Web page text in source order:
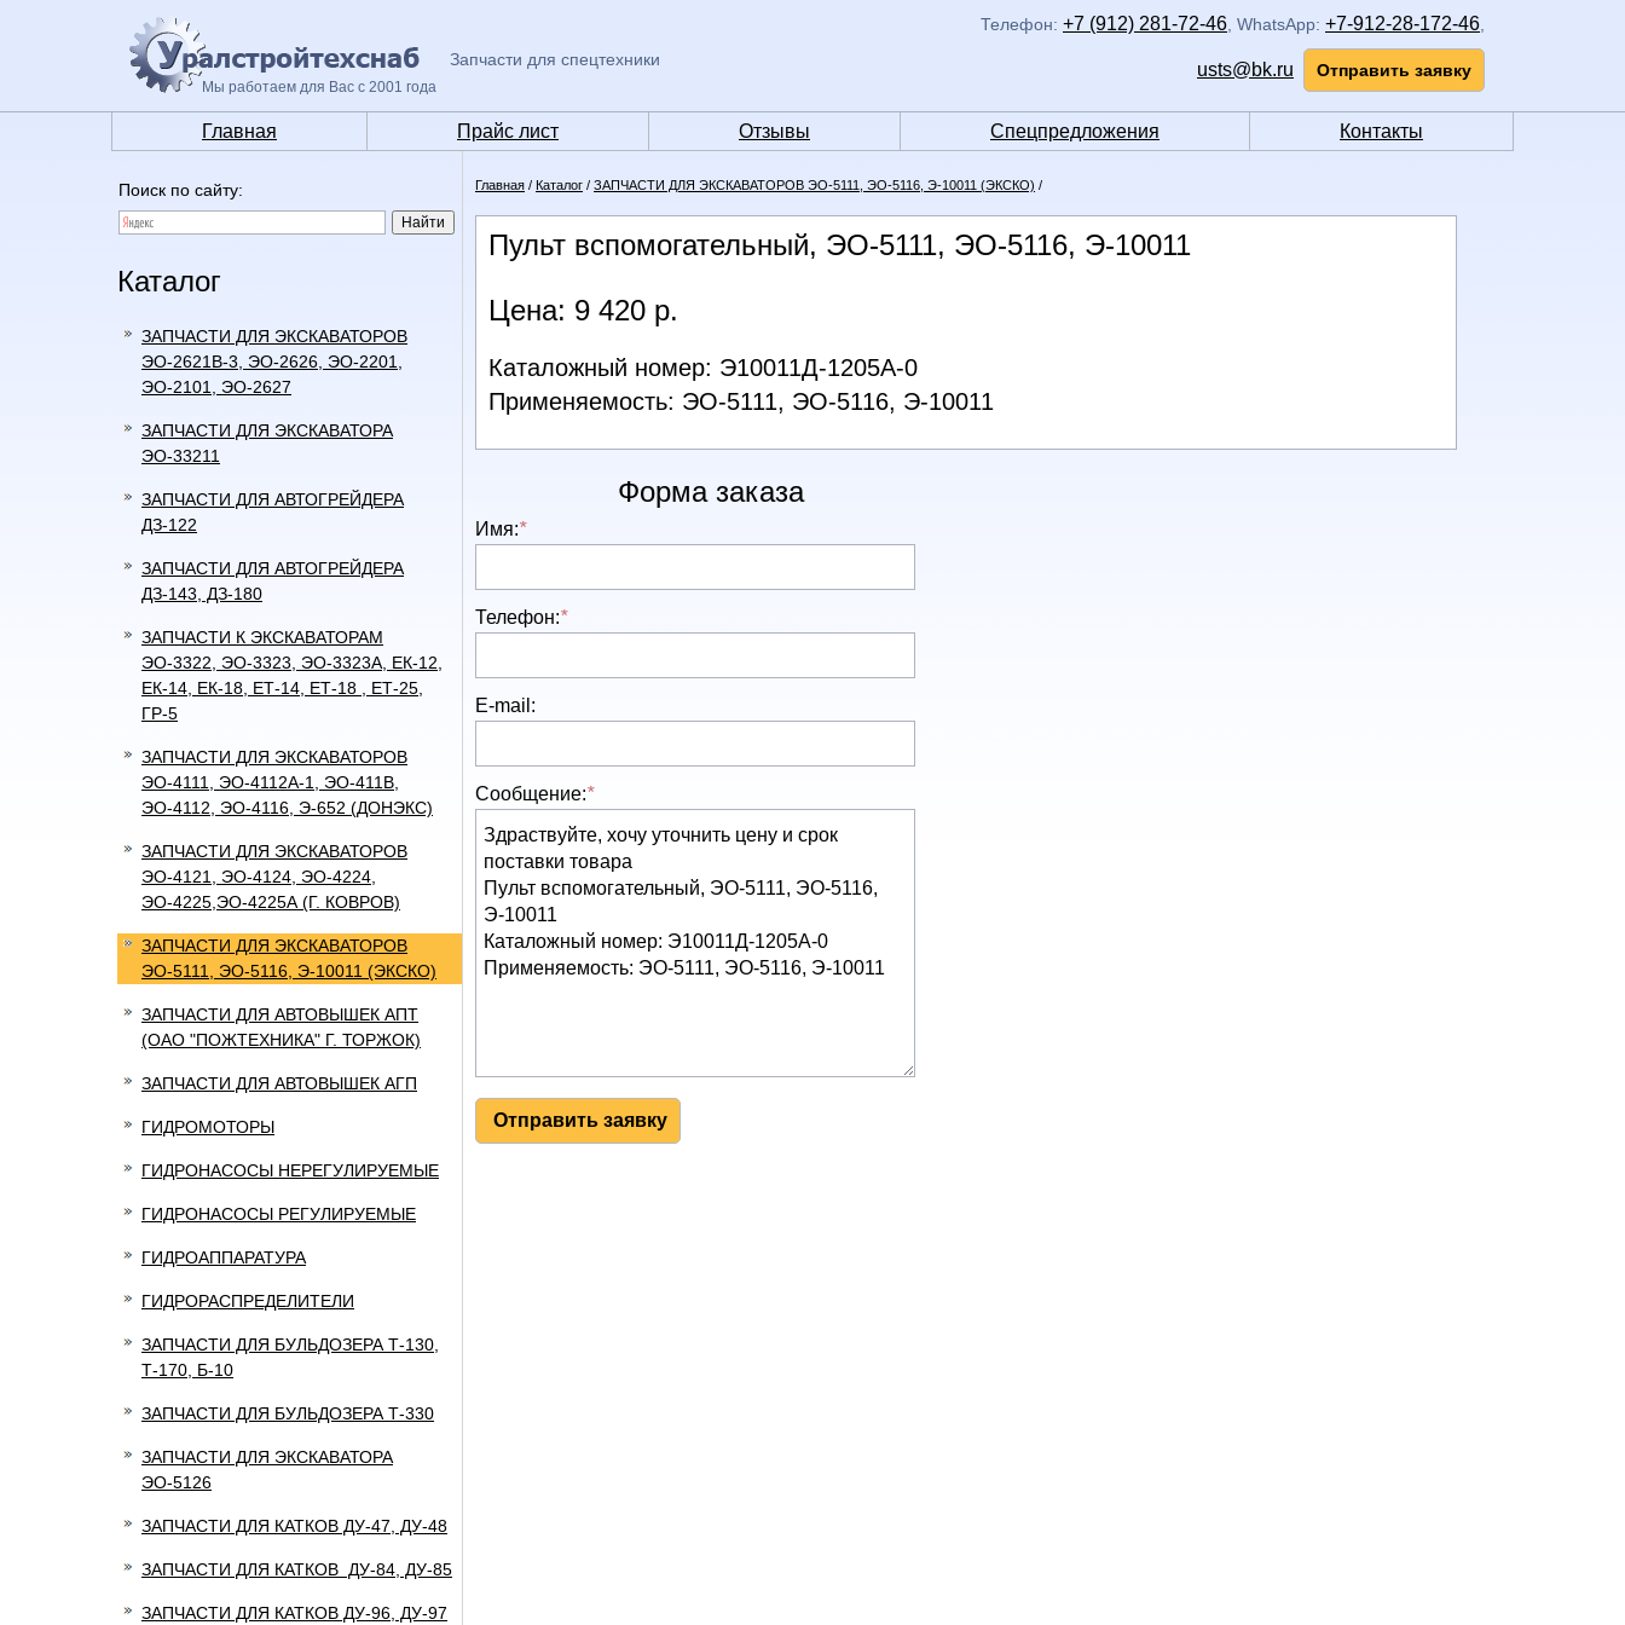
Мы работаем для Вас с 2001 года
Запчасти для спецтехники
Телефон: +7 (912) 281-72-46 WhatsApp: +7-912-28-172-46
usts@bk.ru Отправить заявку
Главная Прайс лист Отзывы Спецпредложения Контакты
Поиск по сайту:
Каталог
ЗАПЧАСТИ ДЛЯ ЭКСКАВАТОРОВ
ЭО-2621В-3, ЭО-2626, ЭО-2201,
ЭО-2101, ЭО-2627
ЗАПЧАСТИ ДЛЯ ЭКСКАВАТОРА
ЭО-33211
ЗАПЧАСТИ ДЛЯ АВТОГРЕЙДЕРА
ДЗ-122
ЗАПЧАСТИ ДЛЯ АВТОГРЕЙДЕРА
ДЗ-143, ДЗ-180
ЗАПЧАСТИ К ЭКСКАВАТОРАМ
ЭО-3322, ЭО-3323, ЭО-3323А, ЕК-12,
ЕК-14, ЕК-18, ЕТ-14, ЕТ-18 , ЕТ-25,
ГР-5
ЗАПЧАСТИ ДЛЯ ЭКСКАВАТОРОВ
ЭО-4111, ЭО-4112А-1, ЭО-411В,
ЭО-4112, ЭО-4116, Э-652 (ДОНЭКС)
ЗАПЧАСТИ ДЛЯ ЭКСКАВАТОРОВ
ЭО-4121, ЭО-4124, ЭО-4224,
ЭО-4225,ЭО-4225А (Г. КОВРОВ)
ЗАПЧАСТИ ДЛЯ ЭКСКАВАТОРОВ
ЭО-5111, ЭО-5116, Э-10011 (ЭКСКО)
ЗАПЧАСТИ ДЛЯ АВТОВЫШЕК АПТ
(ОАО "ПОЖТЕХНИКА" Г. ТОРЖОК)
ЗАПЧАСТИ ДЛЯ АВТОВЫШЕК АГП
ГИДРОМОТОРЫ
ГИДРОНАСОСЫ НЕРЕГУЛИРУЕМЫЕ
ГИДРОНАСОСЫ РЕГУЛИРУЕМЫЕ
ГИДРОАППАРАТУРА
ГИДРОРАСПРЕДЕЛИТЕЛИ
ЗАПЧАСТИ ДЛЯ БУЛЬДОЗЕРА Т-130,
Т-170, Б-10
ЗАПЧАСТИ ДЛЯ БУЛЬДОЗЕРА Т-330
ЗАПЧАСТИ ДЛЯ ЭКСКАВАТОРА
ЭО-5126
ЗАПЧАСТИ ДЛЯ КАТКОВ ДУ-47, ДУ-48
ЗАПЧАСТИ ДЛЯ КАТКОВ ДУ-84, ДУ-85
ЗАПЧАСТИ ДЛЯ КАТКОВ ДУ-96, ДУ-97
Главная / Каталог / ЗАПЧАСТИ ДЛЯ ЭКСКАВАТОРОВ ЭО-5111, ЭО-5116, Э-10011 (ЭКСКО) /
Пульт вспомогательный, ЭО-5111, ЭО-5116, Э-10011
Цена: 9 420 р.
Каталожный номер: Э10011Д-1205А-0
Применяемость: ЭО-5111, ЭО-5116, Э-10011
Форма заказа
Имя:*
Телефон:*
E-mail:
Сообщение:*